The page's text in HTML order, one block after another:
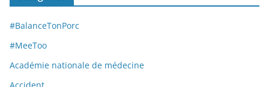
#BalanceTonPorc
#MeeToo
Académie nationale de médecine